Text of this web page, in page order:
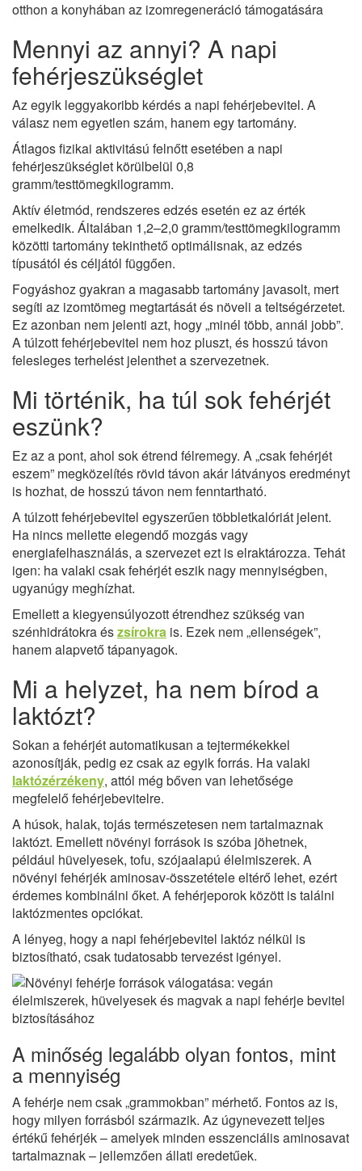
Mennyi az annyi? A napi
fehérjeszükséglet
Az egyik leggyakoribb kérdés a napi fehérjebevitel. A
válasz nem egyetlen szám, hanem egy tartomány.
Átlagos fizikai aktivitású felnőtt esetében a napi
fehérjeszükséglet körülbelül 0,8
gramm/testtömegkilogramm.
Aktív életmód, rendszeres edzés esetén ez az érték
emelkedik. Általában 1,2–2,0 gramm/testtömegkilogramm
közötti tartomány tekinthető optimálisnak, az edzés
típusától és céljától függően.
Fogyáshoz gyakran a magasabb tartomány javasolt, mert
segíti az izomtömeg megtartását és növeli a teltségérzetet.
Ez azonban nem jelenti azt, hogy „minél több, annál jobb”.
A túlzott fehérjebevitel nem hoz pluszt, és hosszú távon
felesleges terhelést jelenthet a szervezetnek.
Mi történik, ha túl sok fehérjét
eszünk?
Ez az a pont, ahol sok étrend félremegy. A „csak fehérjét
eszem” megközelítés rövid távon akár látványos eredményt
is hozhat, de hosszú távon nem fenntartható.
A túlzott fehérjebevitel egyszerűen többletkalóriát jelent.
Ha nincs mellette elegendő mozgás vagy
energiafelhasználás, a szervezet ezt is elraktározza. Tehát
igen: ha valaki csak fehérjét eszik nagy mennyiségben,
ugyanúgy meghízhat.
Emellett a kiegyensúlyozott étrendhez szükség van
szénhidrátokra észsírokra is. Ezek nem „ellenségek”,
hanem alapvető tápanyagok.
Mi a helyzet, ha nem bírod a
laktózt?
Sokan a fehérjét automatikusan a tejtermékekkel
azonosítják, pedig ez csak az egyik forrás. Ha valaki
laktózérzékeny, attól még bőven van lehetősége
megfelelő fehérjebevitelre.
A húsok, halak, tojás természetesen nem tartalmaznak
laktózt. Emellett növényi források is szóba jöhetnek,
például hüvelyesek, tofu, szójaalapú élelmiszerek. A
növényi fehérjék aminosav-összetétele eltérő lehet, ezért
érdemes kombinálni őket. A fehérjeporok között is találni
laktózmentes opciókat.
A lényeg, hogy a napi fehérjebevitel laktóz nélkül is
biztosítható, csak tudatosabb tervezést igényel.
A minőség legalább olyan fontos, mint
a mennyiség
A fehérje nem csak „grammokban” mérhető. Fontos az is,
hogy milyen forrásból származik. Az úgynevezett teljes
értékű fehérjék – amelyek minden esszenciális aminosavat
tartalmaznak – jellemzően állati eredetűek.